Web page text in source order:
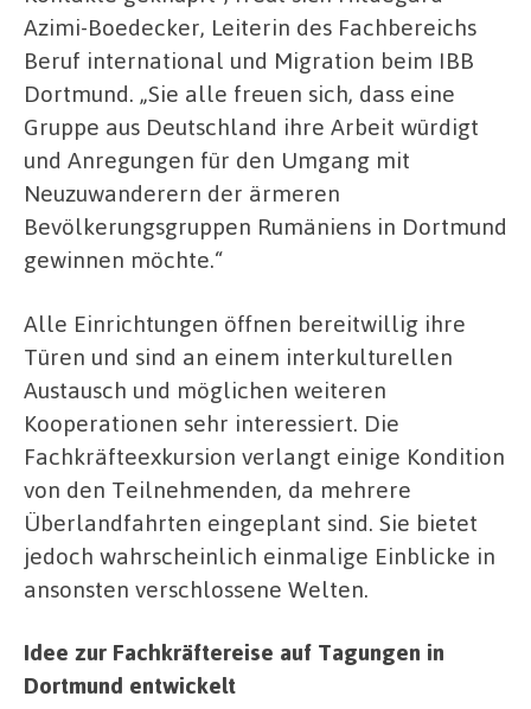
Azimi-Boedecker, Leiterin des Fachbereichs
Beruf international und Migration beim IBB
Dortmund. „Sie alle freuen sich, dass eine
Gruppe aus Deutschland ihre Arbeit würdigt
und Anregungen für den Umgang mit
Neuzuwanderern der ärmeren
Bevölkerungsgruppen Rumäniens in Dortmund
gewinnen möchte.“
Alle Einrichtungen öffnen bereitwillig ihre
Türen und sind an einem interkulturellen
Austausch und möglichen weiteren
Kooperationen sehr interessiert. Die
Fachkräfteexkursion verlangt einige Kondition
von den Teilnehmenden, da mehrere
Überlandfahrten eingeplant sind. Sie bietet
jedoch wahrscheinlich einmalige Einblicke in
ansonsten verschlossene Welten.
Idee zur Fachkräftereise auf Tagungen in
Dortmund entwickelt